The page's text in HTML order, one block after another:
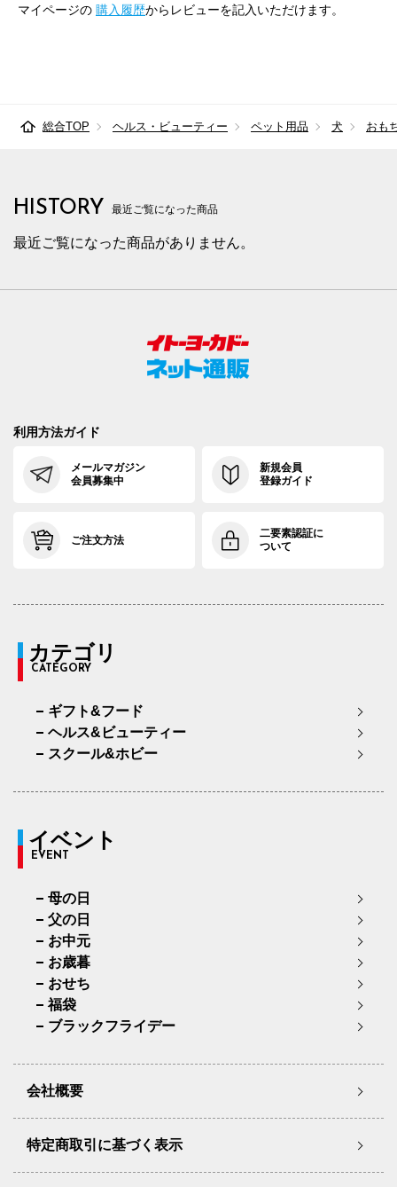
マイページの 購入履歴からレビューを記入いただけます。
総合TOP ヘルス・ビューティー ペット用品 犬 おも
HISTORY 最近ご覧になった商品
最近ご覧になった商品がありません。
利用方法ガイド
メールマガジン
会員募集中
新規会員
登録ガイド
ご注文方法
二要素認証に
ついて
カテゴリ
CATEGORY
ギフト&フード
ヘルス&ビューティー
スクール&ホビー
イベント
EVENT
母の日
父の日
お中元
お歳暮
おせち
福袋
ブラックフライデー
会社概要
特定商取引に基づく表示